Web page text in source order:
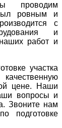
проводим
ровным и
с
и
работ и
участка
цене. Наши
вопросы и
Звоните нам
подготовке